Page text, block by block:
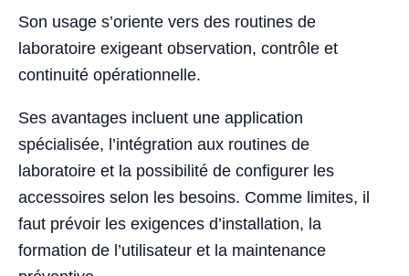
Son usage s’oriente vers des routines de
laboratoire exigeant observation, contrôle et
continuité opérationnelle.
Ses avantages incluent une application
spécialisée, l’intégration aux routines de
laboratoire et la possibilité de configurer les
accessoires selon les besoins. Comme limites, il
faut prévoir les exigences d’installation, la
formation de l’utilisateur et la maintenance